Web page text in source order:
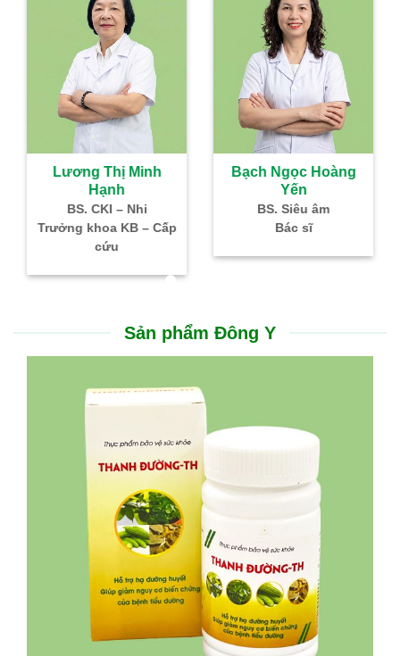
Lương Thị Minh
Hạnh
BS. CKI – Nhi
Trưởng khoa KB – Cấp
cứu
Bạch Ngọc Hoàng
Yến
BS. Siêu âm
Bác sĩ
Sản phẩm Đông Y